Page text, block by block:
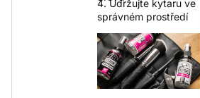
4. Udržujte kytaru ve
správném prostředí